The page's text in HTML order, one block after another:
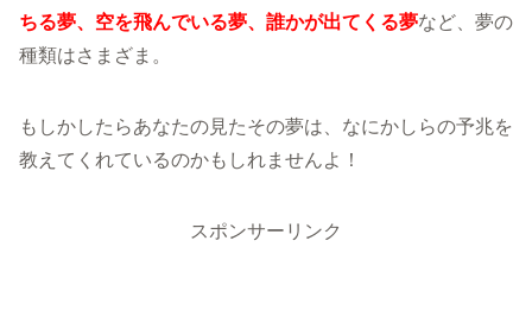
ちる夢、空を飛んでいる夢、誰かが出てくる夢など、夢の
種類はさまざま。
もしかしたらあなたの見たその夢は、なにかしらの予兆を
教えてくれているのかもしれませんよ！
スポンサーリンク